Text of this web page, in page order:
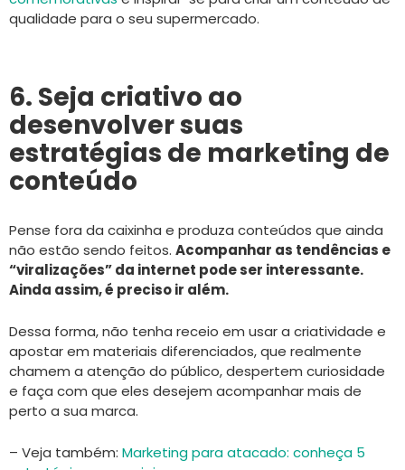
qualidade para o seu supermercado.
6. Seja criativo ao
desenvolver suas
estratégias de marketing de
conteúdo
Pense fora da caixinha e produza conteúdos que ainda
não estão sendo feitos. Acompanhar as tendências e
“viralizações” da internet pode ser interessante.
Ainda assim, é preciso ir além.
Dessa forma, não tenha receio em usar a criatividade e
apostar em materiais diferenciados, que realmente
chamem a atenção do público, despertem curiosidade
e faça com que eles desejem acompanhar mais de
perto a sua marca.
– Veja também: Marketing para atacado: conheça 5